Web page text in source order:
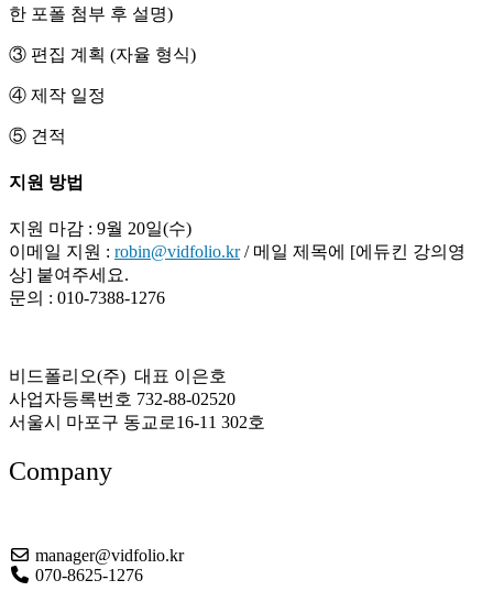
한 포폴 첨부 후 설명)
③ 편집 계획 (자율 형식)
④ 제작 일정
⑤ 견적
지원 방법
지원 마감 : 9월 20일(수)
이메일 지원 : robin@vidfolio.kr/ 메일 제목에 [에듀킨 강의영
상] 붙여주세요.
문의 : 010-7388-1276
비드폴리오(주) 대표 이은호
사업자등록번호 732-88-02520
서울시 마포구 동교로16-11 302호
Company
manager@vidfolio.kr
070-8625-1276